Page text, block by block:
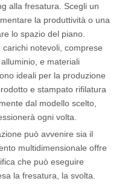
alla fresatura. Scegli un
la produttività o una
lo spazio del piano.
notevoli, comprese
e materiali
ideali per la produzione
e stampato rifilatura
dal modello scelto,
ogni volta.
può avvenire sia il
multidimensionale offre
che può eseguire
la fresatura, la svolta.